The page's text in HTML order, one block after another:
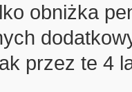
obniżka
przez te 4